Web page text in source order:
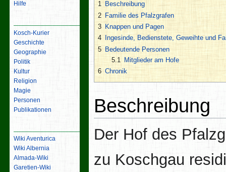
1 Beschreibung
2 Familie des Pfalzgrafen
3 Knappen und Pagen
4
Ingesinde, Bedienstete, Geweihte und
5 Bedeutende Personen
5.1
Mitglieder am Hofe
6 Chronik
Beschreibung
Der Hof des
zu Koschgau
Hilfe
Kosch-Kurier
Geschichte
Geographie
Politik
Kultur
Religion
Magie
Personen
Publikationen
Wiki Aventurica
Wiki Albernia
Almada-Wiki
Garetien-Wiki